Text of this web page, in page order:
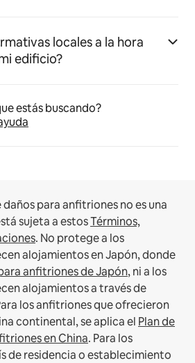
locales a la hora
edificio?
estás buscando?
para anfitriones no es una
sujeta a estosTérminos,
. No protege a los
alojamientos en Japón, donde
anfitriones de Japón, ni a los
alojamientos a través de
los anfitriones que ofrecieron
continental, se aplica el Plan de
en China. Para los
de residencia o establecimiento